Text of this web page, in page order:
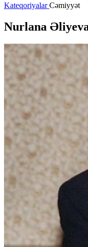
KateqoriyalarCəmiyyət
Nurlana